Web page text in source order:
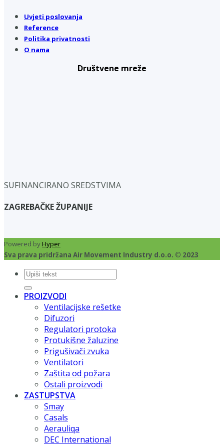
Uvjeti poslovanja
Reference
Politika privatnosti
O nama
Društvene mreže
SUFINANCIRANO SREDSTVIMA
ZAGREBAČKE ŽUPANIJE
Powered byHyper
Sva prava pridržana Air Movement Industry d.o.o. © 2023
Pretraži:
PROIZVODI
Ventilacijske rešetke
Difuzori
Regulatori protoka
Protukišne žaluzine
Prigušivači zvuka
Ventilatori
Zaštita od požara
Ostali proizvodi
ZASTUPSTVA
Smay
Casals
Aerauliqa
DEC International